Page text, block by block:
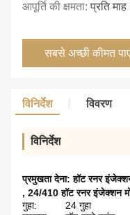
आपूर्ति की क्षमता:प्रति
सबसे अच्छी कीमत
विनिर्देश विवरण
विनिर्देश
प्रमुखता देना:हॉट रनर
, 24/410 हॉट रनर इंजेक्शन
गुहा:
24 गुहा